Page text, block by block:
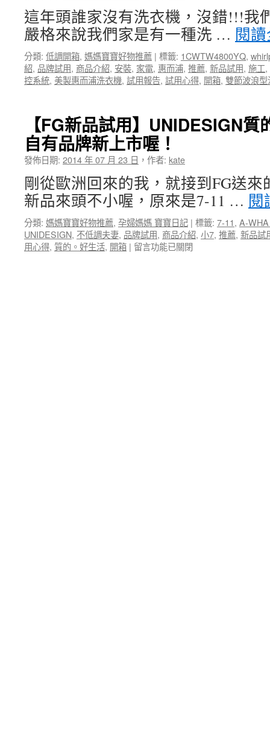
講
機
SMA-
3
開
箱
測
享
～
小
型
執
照
業
務
無
線
這年頭誰家沒有洗衣機，沒錯!!!我
嚴格來說我們家是有一種洗 … 閱
分類: 低調開箱, 媽媽寶寶好物推薦 | 標籤: 1CWTW4800YQ,
紹, 品牌試用, 商品介紹, 安裝, 家電, 惠而浦, 推薦, 新品試用, 施工,
控系統, 美製惠而浦洗衣機, 試用報告, 試用心得, 開箱, 雙節波浪
【FG新品試用】UNIDESIGN
自有品牌新上市喔！
發佈日期: 2014 年 07 月 23 日 ， 作者: kate
剛從歐洲回來的我，就接到FG送
新品來頭不小喔，原來是7-11 … 閱
分類: 媽媽寶寶好物推薦, 孕婦媽媽 寶寶日記 | 標籤: 7-11, A-
UNIDESIGN, 不低調夫妻, 品牌試用, 商品介紹, 小7, 推薦, 新品試
用心得, 質的。好生活, 開箱 | 在
留言功能已關閉